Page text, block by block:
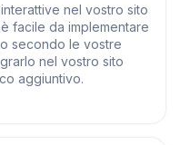
nel vostro sito
facile da implementare
secondo le vostre
nel vostro sito
aggiuntivo.